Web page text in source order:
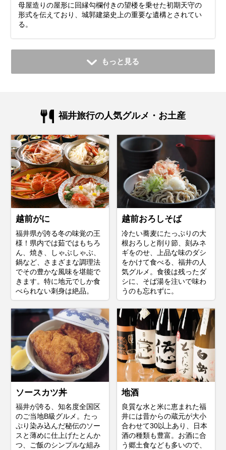
母屋造りの屋形に回縁勾欄付きの望楼を乗せた初期天守の
形式を伝えており、城郭建築史上の重要な遺構とされてい
る。
もっと見る
福井旅行の人気グルメ・お土産
越前がに
福井県が誇る冬の味覚の王
様！県内では茹ではもちろ
ん、焼き、しゃぶしゃぶ、
鍋など、さまざまな調理法
でその豊かな風味を堪能で
きます。特に地元でしか食
べられない刺身は絶品。
越前おろしそば
冷たい蕎麦にたっぷりの大
根おろしと削り節、刻みネ
ギをのせ、上品な味のダシ
をかけて食べる、福井の人
気グルメ。食後は残ったダ
シに、そば湯を注いで味わ
うのも忘れずに。
ソースカツ丼
福井が誇る、知名度全国区
のご当地B級グルメ。たっ
ぷり染み込んだ秘伝のソー
スと薄めに仕上げたとんか
つ、ご飯のシンプルな組み
地酒
良質な水と米に恵まれた福
井には昔からの蔵元が大小
合わせて30以上あり、日本
酒の種類も豊富。お酒に合
う郷土食なども多いので、